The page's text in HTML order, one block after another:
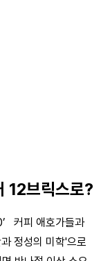
12브릭스로?
커피 애호가들과
정성의 미학'으로